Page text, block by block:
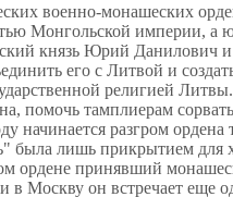
военно-монашеских
Монгольской империи,
князь Юрий Данилович
его с Литвой и
религией
помочь тамплиерам
начинается разгром
была лишь прикрытием для
ордене принявший
Москву он встречает еще